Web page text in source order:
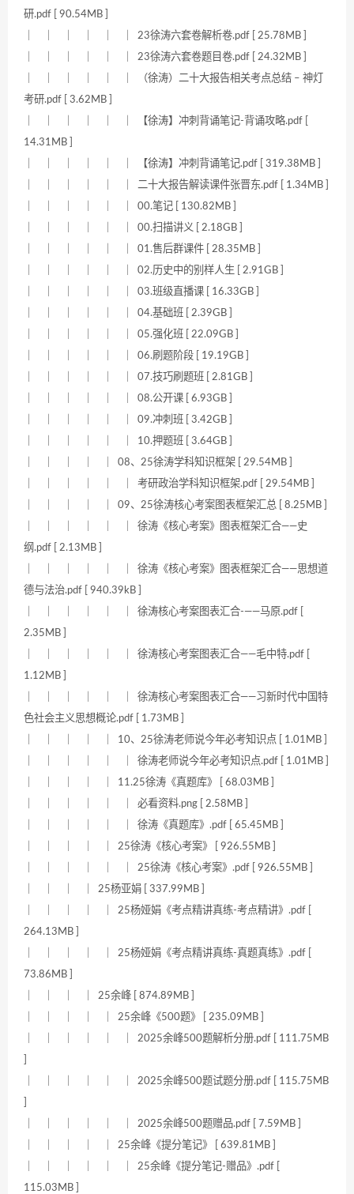
研.pdf [ 90.54MB ]
｜ ｜ ｜ ｜ ｜ ｜ 23徐涛六套卷解析卷.pdf [ 25.78MB ]
｜ ｜ ｜ ｜ ｜ ｜ 23徐涛六套卷题目卷.pdf [ 24.32MB ]
｜ ｜ ｜ ｜ ｜ ｜ （徐涛）二十大报告相关考点总结 – 神灯
考研.pdf [ 3.62MB ]
｜ ｜ ｜ ｜ ｜ ｜ 【徐涛】冲刺背诵笔记-背诵攻略.pdf [
14.31MB ]
｜ ｜ ｜ ｜ ｜ ｜ 【徐涛】冲刺背诵笔记.pdf [ 319.38MB ]
｜ ｜ ｜ ｜ ｜ ｜ 二十大报告解读课件张晋东.pdf [ 1.34MB ]
｜ ｜ ｜ ｜ ｜ ｜ 00.笔记 [ 130.82MB ]
｜ ｜ ｜ ｜ ｜ ｜ 00.扫描讲义 [ 2.18GB ]
｜ ｜ ｜ ｜ ｜ ｜ 01.售后群课件 [ 28.35MB ]
｜ ｜ ｜ ｜ ｜ ｜ 02.历史中的别样人生 [ 2.91GB ]
｜ ｜ ｜ ｜ ｜ ｜ 03.班级直播课 [ 16.33GB ]
｜ ｜ ｜ ｜ ｜ ｜ 04.基础班 [ 2.39GB ]
｜ ｜ ｜ ｜ ｜ ｜ 05.强化班 [ 22.09GB ]
｜ ｜ ｜ ｜ ｜ ｜ 06.刷题阶段 [ 19.19GB ]
｜ ｜ ｜ ｜ ｜ ｜ 07.技巧刷题班 [ 2.81GB ]
｜ ｜ ｜ ｜ ｜ ｜ 08.公开课 [ 6.93GB ]
｜ ｜ ｜ ｜ ｜ ｜ 09.冲刺班 [ 3.42GB ]
｜ ｜ ｜ ｜ ｜ ｜ 10.押题班 [ 3.64GB ]
｜ ｜ ｜ ｜ ｜ 08、25徐涛学科知识框架 [ 29.54MB ]
｜ ｜ ｜ ｜ ｜ ｜ 考研政治学科知识框架.pdf [ 29.54MB ]
｜ ｜ ｜ ｜ ｜ 09、25徐涛核心考案图表框架汇总 [ 8.25MB ]
｜ ｜ ｜ ｜ ｜ ｜ 徐涛《核心考案》图表框架汇合——史
纲.pdf [ 2.13MB ]
｜ ｜ ｜ ｜ ｜ ｜ 徐涛《核心考案》图表框架汇合——思想道
德与法治.pdf [ 940.39kB ]
｜ ｜ ｜ ｜ ｜ ｜ 徐涛核心考案图表汇合-——马原.pdf [
2.35MB ]
｜ ｜ ｜ ｜ ｜ ｜ 徐涛核心考案图表汇合——毛中特.pdf [
1.12MB ]
｜ ｜ ｜ ｜ ｜ ｜ 徐涛核心考案图表汇合——习新时代中国特
色社会主义思想概论.pdf [ 1.73MB ]
｜ ｜ ｜ ｜ ｜ 10、25徐涛老师说今年必考知识点 [ 1.01MB ]
｜ ｜ ｜ ｜ ｜ ｜ 徐涛老师说今年必考知识点.pdf [ 1.01MB ]
｜ ｜ ｜ ｜ ｜ 11.25徐涛《真题库》 [ 68.03MB ]
｜ ｜ ｜ ｜ ｜ ｜ 必看资料.png [ 2.58MB ]
｜ ｜ ｜ ｜ ｜ ｜ 徐涛《真题库》.pdf [ 65.45MB ]
｜ ｜ ｜ ｜ ｜ 25徐涛《核心考案》 [ 926.55MB ]
｜ ｜ ｜ ｜ ｜ ｜ 25徐涛《核心考案》.pdf [ 926.55MB ]
｜ ｜ ｜ ｜ 25杨亚娟 [ 337.99MB ]
｜ ｜ ｜ ｜ ｜ 25杨娅娟《考点精讲真练-考点精讲》.pdf [
264.13MB ]
｜ ｜ ｜ ｜ ｜ 25杨娅娟《考点精讲真练-真题真练》.pdf [
73.86MB ]
｜ ｜ ｜ ｜ 25余峰 [ 874.89MB ]
｜ ｜ ｜ ｜ ｜ 25余峰《500题》 [ 235.09MB ]
｜ ｜ ｜ ｜ ｜ ｜ 2025余峰500题解析分册.pdf [ 111.75MB
｜ ｜ ｜ ｜ ｜ ｜ 2025余峰500题试题分册.pdf [ 115.75MB
｜ ｜ ｜ ｜ ｜ ｜ 2025余峰500题赠品.pdf [ 7.59MB ]
｜ ｜ ｜ ｜ ｜ 25余峰《提分笔记》 [ 639.81MB ]
｜ ｜ ｜ ｜ ｜ ｜ 25余峰《提分笔记-赠品》.pdf [
115.03MB ]